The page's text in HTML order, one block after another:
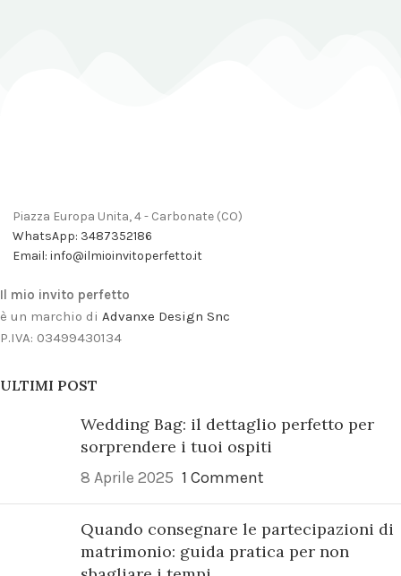
Piazza Europa Unita, 4 - Carbonate (CO)
WhatsApp: 3487352186
Email: info@ilmioinvitoperfetto.it
Il mio invito perfetto
è un marchio di Advanxe Design Snc
P.IVA: 03499430134
ULTIMI POST
Wedding Bag: il dettaglio perfetto per
sorprendere i tuoi ospiti
8 Aprile 2025 1 Comment
Quando consegnare le partecipazioni di
matrimonio: guida pratica per non